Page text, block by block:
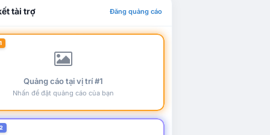
tài trợ Đăng quảng cáo
Quảng cáo tại vị trí #1
Nhấn để đặt quảng cáo của bạn